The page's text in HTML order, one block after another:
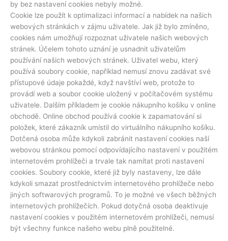
by bez nastavení cookies nebyly možné.
Cookie lze použít k optimalizaci informací a nabídek na našich
webových stránkách v zájmu uživatele. Jak již bylo zmíněno,
cookies nám umožňují rozpoznat uživatele našich webových
stránek. Účelem tohoto uznání je usnadnit uživatelům
používání našich webových stránek. Uživatel webu, který
používá soubory cookie, například nemusí znovu zadávat své
přístupové údaje pokaždé, když navštíví web, protože to
provádí web a soubor cookie uložený v počítačovém systému
uživatele. Dalším příkladem je cookie nákupního košíku v online
obchodě. Online obchod používá cookie k zapamatování si
položek, které zákazník umístil do virtuálního nákupního košíku.
Dotčená osoba může kdykoli zabránit nastavení cookies naší
webovou stránkou pomocí odpovídajícího nastavení v použitém
internetovém prohlížeči a trvale tak namítat proti nastavení
cookies. Soubory cookie, které již byly nastaveny, lze dále
kdykoli smazat prostřednictvím internetového prohlížeče nebo
jiných softwarových programů. To je možné ve všech běžných
internetových prohlížečích. Pokud dotyčná osoba deaktivuje
nastavení cookies v použitém internetovém prohlížeči, nemusí
být všechny funkce našeho webu plně použitelné.